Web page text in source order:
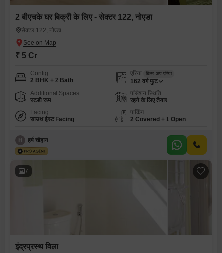
2 बीएचके घर बिक्री के लिए - सेक्टर 122, नोएडा
सेक्टर 122, नोएडा
₹ 5 Cr
Config
2 BHK + 2 Bath
एरिया बिल्ट-अप एरिया
162 वर्ग फुट
Additional Spaces
स्टडी रूम
पॉसेशन स्थिति
रहने के लिए तैयार
Facing
साउथ ईस्ट Facing
पार्किंग
2 Covered + 1 Open
H हर्ष चौहान
7
इंद्रप्रस्थ विला